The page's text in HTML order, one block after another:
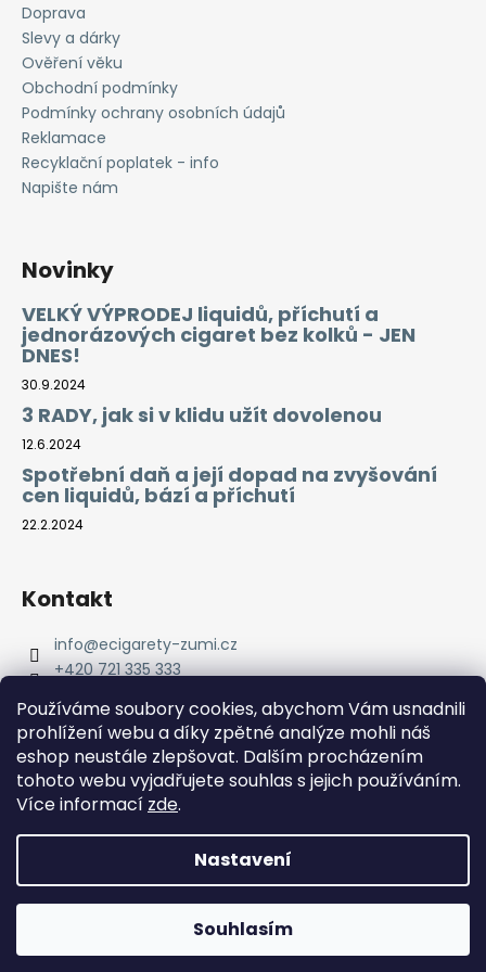
Používáme soubory cookies, abychom Vám usnadnili
prohlížení webu a díky zpětné analýze mohli náš
eshop neustále zlepšovat. Dalším procházením
tohoto webu vyjadřujete souhlas s jejich používáním.
Více informací zde.
Nastavení
Souhlasím
Doprava ZDARMA od 2000 Kč! Dárek k objednávce od 2500
u
j
e
m
e
RITCHY
DUO
CIGARETA
1000MAH
398
Kč
Doprava
Slevy a dárky
Ověření věku
Obchodní podmínky
Podmínky ochrany osobních údajů
Reklamace
Recyklační poplatek - info
Napište nám
Novinky
VELKÝ VÝPRODEJ liquidů, příchutí a
jednorázových cigaret bez kolků - JEN
DNES!
30.9.2024
3 RADY, jak si v klidu užít dovolenou
12.6.2024
Spotřební daň a její dopad na zvyšování
cen liquidů, bází a příchutí
22.2.2024
Kontakt
info@ecigarety-zumi.cz
+420 721 335 333
Copyright 2026eCigarety ZUMI. Všechna práva
vyhrazena.